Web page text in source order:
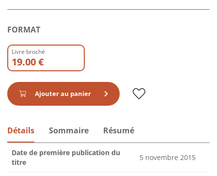
FORMAT
Livre broché
19.00 €
Ajouter au panier
Détails Sommaire Résumé
Date de première publication du
titre
5 novembre 2015